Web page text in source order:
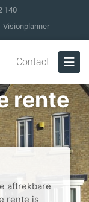
140
Visionplanner
Contact
rente
aftrekbare
rente is